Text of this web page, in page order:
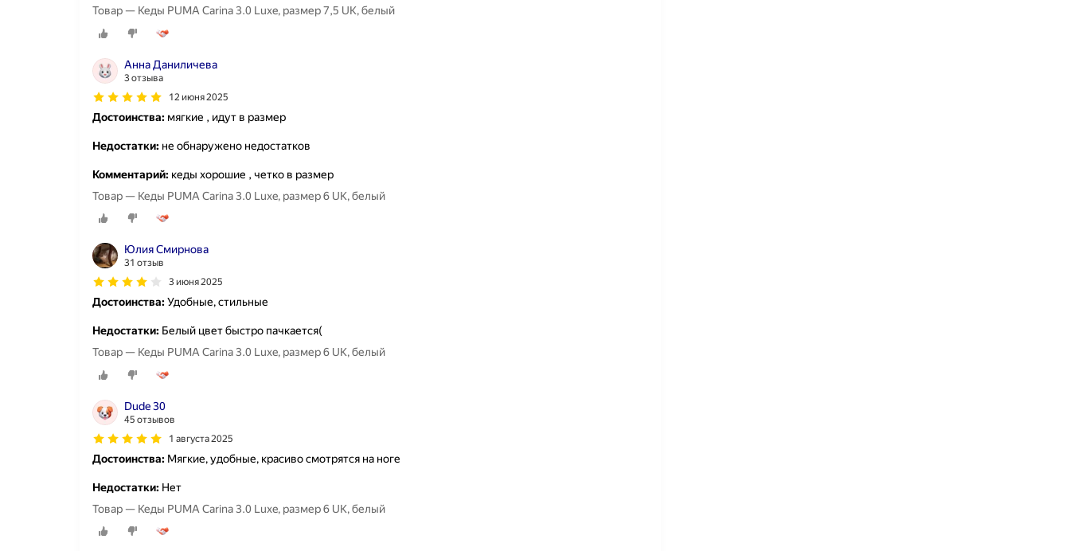
Товар — Кеды PUMA Carina 3.0 Luxe, размер 7,5 UK, белый
Анна Даниличева
3 отзыва
12 июня 2025
Достоинства: мягкие , идут в размер
Недостатки: не обнаружено недостатков
Комментарий: кеды хорошие , четко в размер
Товар — Кеды PUMA Carina 3.0 Luxe, размер 6 UK, белый
Юлия Смирнова
31 отзыв
3 июня 2025
Достоинства:Удобные, стильные
Недостатки: Белый цвет быстро пачкается(
Товар — Кеды PUMA Carina 3.0 Luxe, размер 6 UK, белый
Dude 30
45 отзывов
1 августа 2025
Достоинства: Мягкие, удобные, красиво смотрятся на ноге
Недостатки: Нет
Товар — Кеды PUMA Carina 3.0 Luxe, размер 6 UK, белый